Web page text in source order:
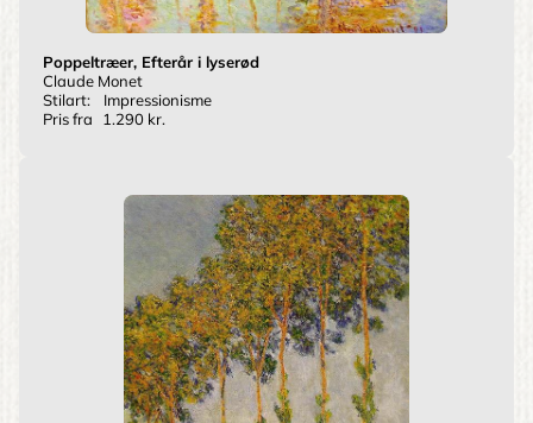
Poppeltræer, Efterår i lyserød
Claude Monet
Stilart:
Impressionisme
Pris fra
1.290 kr.